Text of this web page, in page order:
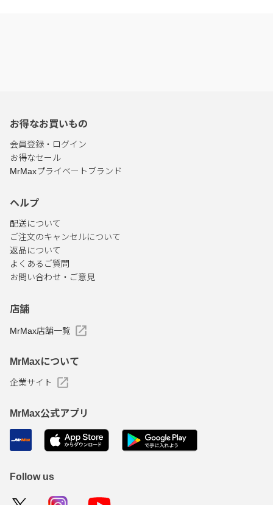
お得なお買いもの
会員登録・ログイン
お得なセール
MrMaxプライベートブランド
ヘルプ
配送について
ご注文のキャンセルについて
返品について
よくあるご質問
お問い合わせ・ご意見
店舗
MrMax店舗一覧
MrMaxについて
企業サイト
MrMax公式アプリ
Follow us